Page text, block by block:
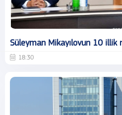
Süleyman Mikayılovun 10
18:30